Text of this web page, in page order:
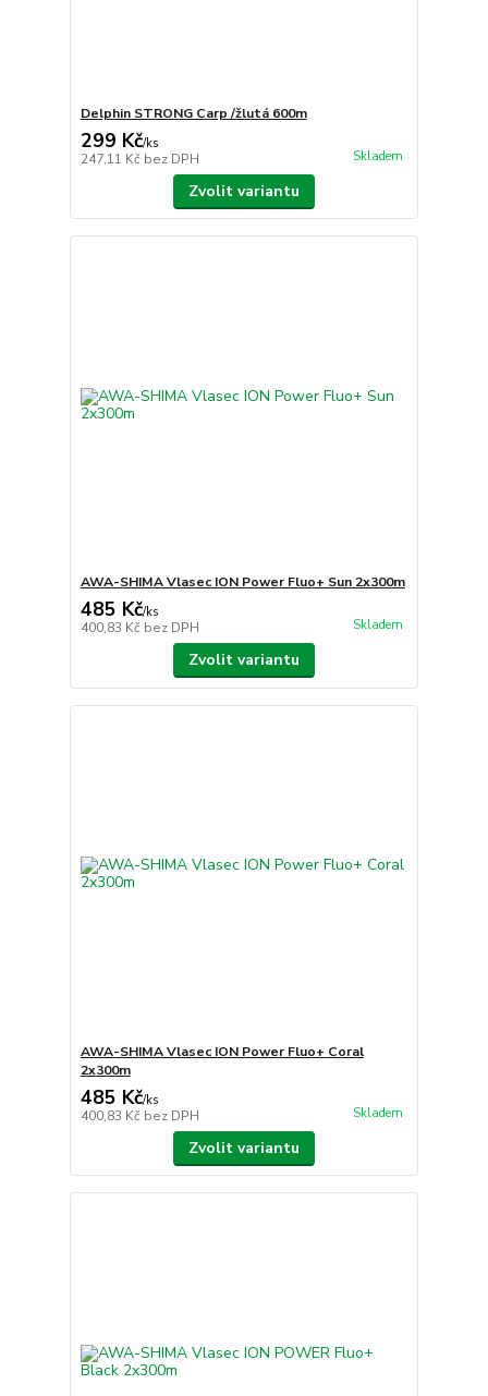
Delphin STRONG Carp /žlutá 600m
299 Kč/ks
247,11 Kč bez DPH Skladem
Zvolit variantu
AWA-SHIMA Vlasec ION Power Fluo+ Sun 2x300m
485 Kč/ks
400,83 Kč bez DPH Skladem
Zvolit variantu
AWA-SHIMA Vlasec ION Power Fluo+ Coral
2x300m
485 Kč/ks
400,83 Kč bez DPH Skladem
Zvolit variantu